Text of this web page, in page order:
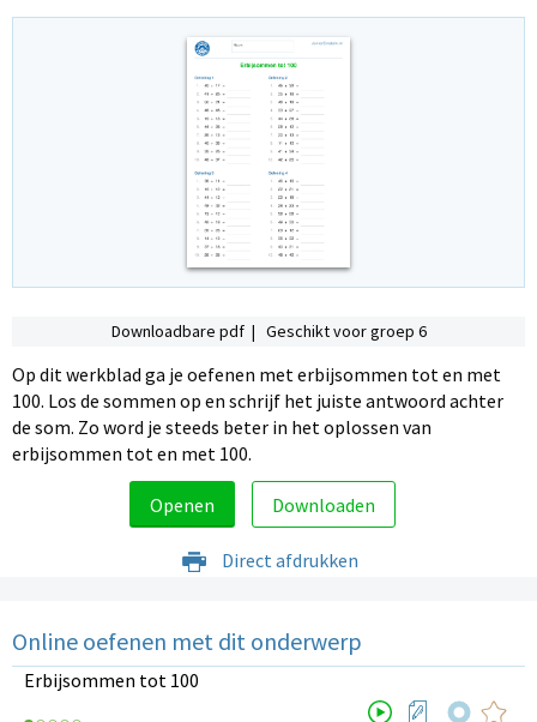
Downloadbare pdf | Geschikt voor groep 6
Op dit werkblad ga je oefenen met erbijsommen tot en met
100. Los de sommen op en schrijf het juiste antwoord achter
de som. Zo word je steeds beter in het oplossen van
erbijsommen tot en met 100.
Openen Downloaden
Direct afdrukken
Online oefenen met dit onderwerp
Erbijsommen tot 100